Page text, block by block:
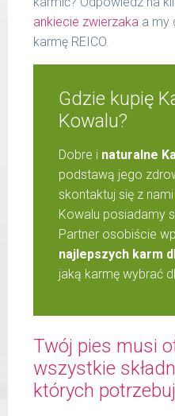
ankiecie zwierzaka a my
karmę REICO.
Gdzie kupię
Kowalu?
Dobre i naturalne
podstawą jego
skontaktuj się z
Kowalu posiadamy
Partner osobiście
najlepszych karm
jaką karmę wybrać
Twój pies musi
wszystkie
których